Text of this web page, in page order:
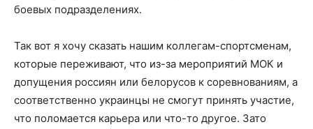
боевых подразделениях.
Так вот я хочу сказать нашим коллегам-спортсменам,
которые переживают, что из-за мероприятий МОК и
допущения россиян или белорусов к соревнованиям, а
соответственно украинцы не смогут принять участие,
что поломается карьера или что-то другое. Зато